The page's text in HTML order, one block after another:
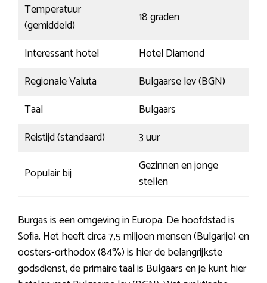
Temperatuur
(gemiddeld)
18 graden
Interessant hotel
Hotel Diamond
Regionale Valuta
Bulgaarse lev (BGN)
Taal
Bulgaars
Reistijd (standaard)
3 uur
Populair bij
Gezinnen en jonge
stellen
Burgas is een omgeving in Europa. De hoofdstad is
Sofia. Het heeft circa 7,5 miljoen mensen (Bulgarije) en
oosters-orthodox (84%) is hier de belangrijkste
godsdienst, de primaire taal is Bulgaars en je kunt hier